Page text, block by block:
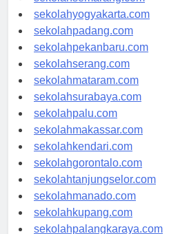
sekolahsemarang.com
sekolahyogyakarta.com
sekolahpadang.com
sekolahpekanbaru.com
sekolahserang.com
sekolahmataram.com
sekolahsurabaya.com
sekolahpalu.com
sekolahmakassar.com
sekolahkendari.com
sekolahgorontalo.com
sekolahtanjungselor.com
sekolahmanado.com
sekolahkupang.com